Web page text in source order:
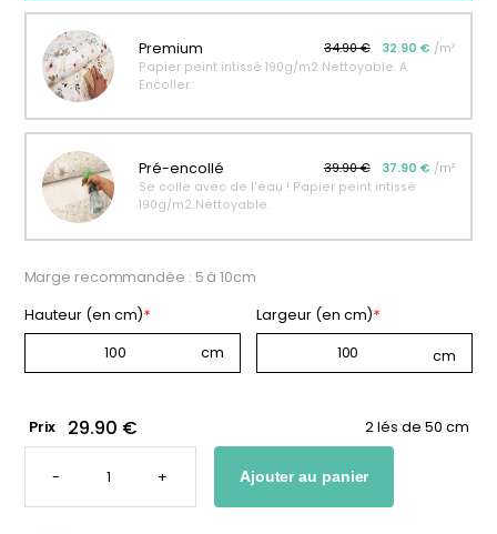
Affiche bébé Mes
premières fois
personnalisable
À partir
34,90€
Affiche personnalisée
petits carreaux pour
enfant
14,90€
Premium 34.90 € 32.90 € /m²
Papier peint intissé 190g/m2 Nettoyable. A
Encoller.
Pré-encollé 39.90 € 37.90 € /m²
Se colle avec de l'eau ! Papier peint intissé
190g/m2 Nettoyable.
Marge recommandée : 5 à 10cm
Hauteur (en cm)* Largeur (en cm)*
Prix 29.90 € 2 lés de 50 cm
-
QUANTITÉ
PAPIER
SAHARA
+ Ajouter au panier